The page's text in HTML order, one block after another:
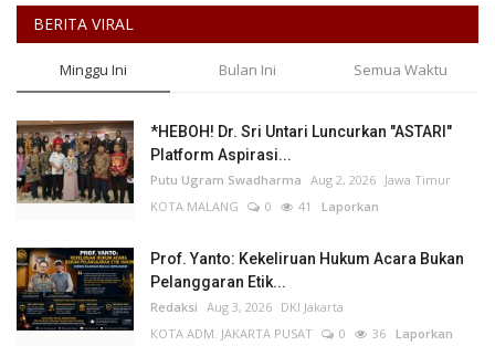
BERITA VIRAL
Minggu Ini Bulan Ini Semua Waktu
*HEBOH! Dr. Sri Untari Luncurkan "ASTARI"
Platform Aspirasi...
Putu Ugram Swadharma Aug 2, 2026 Jawa Timur
KOTA MALANG
0 41 Laporkan
Prof. Yanto: Kekeliruan Hukum Acara Bukan
Pelanggaran Etik...
Redaksi Aug 3, 2026 DKI Jakarta
KOTA ADM. JAKARTA PUSAT
0 36 Laporkan